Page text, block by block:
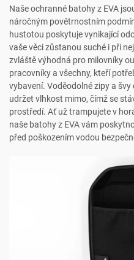
Naše ochranné batohy z EVA
náročným povětrnostním
hustotou poskytuje vynikající
vaše věci zůstanou suché i při
zvláště výhodná pro milovníky
pracovníky a všechny, kteří
vybavení. Voděodolné zipy a
udržet vlhkost mimo, čímž se
prostředí. Ať už trampujete v
naše batohy z EVA vám
před poškozením vodou